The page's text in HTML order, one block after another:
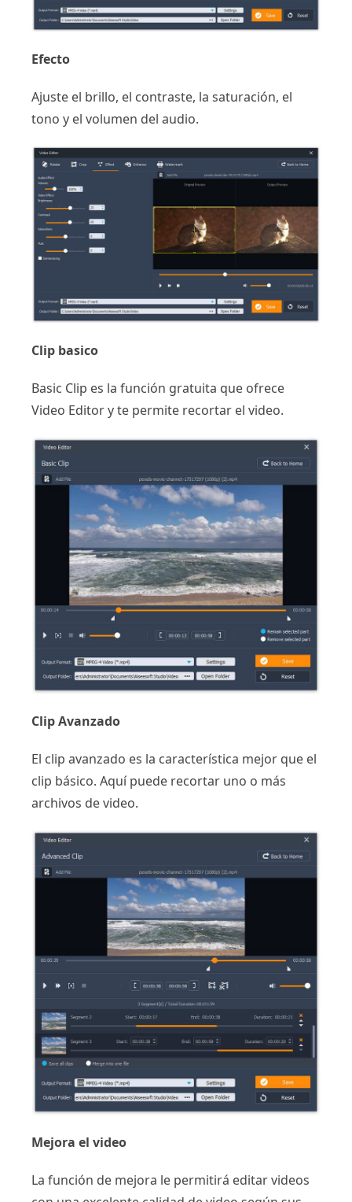
Efecto
Ajuste el brillo, el contraste, la saturación, el
tono y el volumen del audio.
Clip basico
Basic Clip es la función gratuita que ofrece
Video Editor y te permite recortar el video.
Clip Avanzado
El clip avanzado es la característica mejor que el
clip básico. Aquí puede recortar uno o más
archivos de video.
Mejora el video
La función de mejora le permitirá editar videos